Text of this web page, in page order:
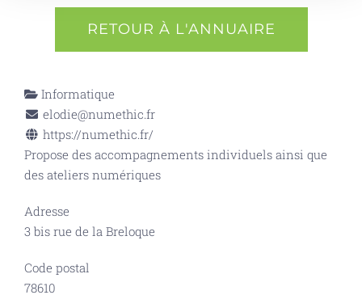
RETOUR À L'ANNUAIRE
Informatique
elodie@numethic.fr
https://numethic.fr/
Propose des accompagnements individuels ainsi que
des ateliers numériques
Adresse
3 bis rue de la Breloque
Code postal
78610